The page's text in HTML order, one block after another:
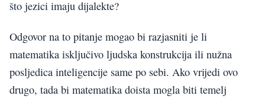
što jezici imaju dijalekte?
Odgovor na to pitanje mogao bi razjasniti je li
matematika isključivo ljudska konstrukcija ili nužna
posljedica inteligencije same po sebi. Ako vrijedi ovo
drugo, tada bi matematika doista mogla biti temelj